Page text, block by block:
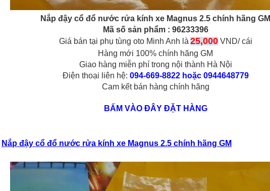
Nắp đậy cổ đổ nước rửa kính xe Magnus 2.5 chính hãng GM
Mã số sản phẩm : 96233396
Giá bán tại phụ tùng oto Minh Anh là 25,000 VND/ cái
Hàng mới 100% chính hãng GM
Giao hàng miễn phí trong nội thành Hà Nội
Điện thoại liên hệ: 094-669-8822 hoặc 0944648779
Cam kết bán hàng chính hãng
BẤM VÀO ĐÂY ĐẶT HÀNG
Nắp đậy cổ đổ nước rửa kính xe Magnus 2.5 chính hãng GM